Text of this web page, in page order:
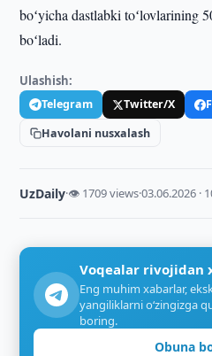
boʻyicha dastlabki toʻlovlarining
boʻladi.
Ulashish:
Telegram Twitter/X
Havolani nusxalash
UzDaily·👁 1709 views·03.06.2026 ·
Voqealar rivojidan
Eng muhim xabarlar,
yangiliklarni o‘zingizga
boring.
Obuna